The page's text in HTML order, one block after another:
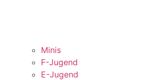
Minis
F-Jugend
E-Jugend